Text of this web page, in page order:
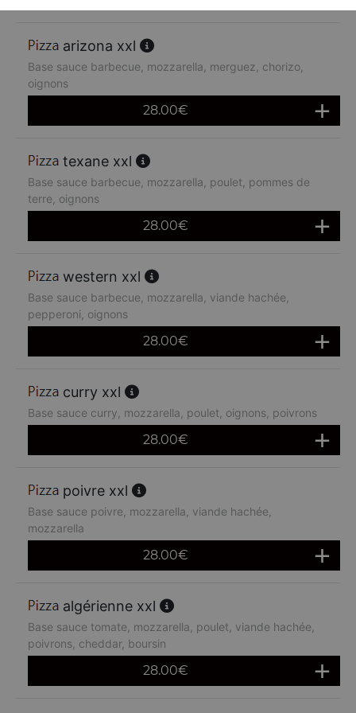
arizona xxl
Base sauce barbecue, mozzarella, merguez, chorizo,
oignons
28.00€
texane xxl
Base sauce barbecue, mozzarella, poulet, pommes de
terre, oignons
28.00€
western xxl
Base sauce barbecue, mozzarella, viande hachée,
pepperoni, oignons
28.00€
curry xxl
Base sauce curry, mozzarella, poulet, oignons, poivrons
28.00€
poivre xxl
Base sauce poivre, mozzarella, viande hachée,
mozzarella
28.00€
algérienne xxl
Base sauce tomate, mozzarella, poulet, viande hachée,
poivrons, cheddar, boursin
28.00€